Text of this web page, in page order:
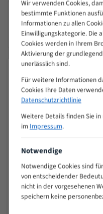
256 Bit
Spezialstahl
Wir verwenden Cookies,
bestimmte Funktionen
Informationen zu allen
Einwilligungskategorie. Die
Cookies werden in Ihrem
Aktivierung der
unerlässlich sind.
Für weitere Informationen
Cookies Ihre Daten
Datenschutzrichtlinie
Weitere Details finden Sie
im Impressum.
Notwendige
Notwendige Cookies sind
von entscheidender
nicht in der vorgesehenen
speichern keine